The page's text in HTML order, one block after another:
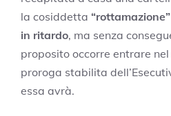
la cosiddetta
in ritardo, ma senza
proposito occorre entrare
proroga stabilita
essa avrà.